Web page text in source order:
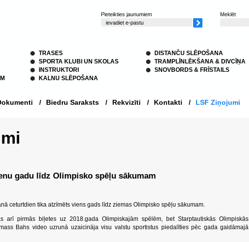
Pieteikties jaunumiem Meklēt
TRASES
SPORTA KLUBI UN SKOLAS
INSTRUKTORI
KALNU SLĒPOŠANA
DISTANČU SLĒPOŠANA
TRAMPLĪNLĒKŠANA & DIVCĪŅA
SNOVBORDS & FRĪSTAILS
/ Biedru Saraksts / Rekvizīti / Kontakti / LSF Ziņojumi
gadu līdz Olimpisko spēļu sākumam
ceturtdien tika atzīmēts viens gads līdz ziemas Olimpisko spēļu sākumam.
arī pirmās biļetes uz 2018.gada Olimpiskajām spēlēm, bet Starptautiskās Olimpiskās
Bahs video uzrunā uzaicināja visu valstu sportistus piedalīties pēc gada gaidāmajā